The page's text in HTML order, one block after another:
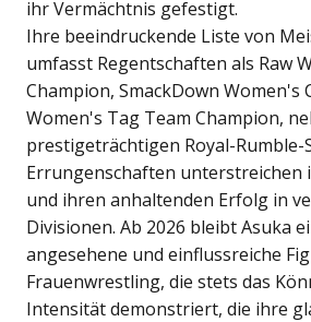
ihr Vermächtnis gefestigt.
Ihre beeindruckende Liste von
umfasst Regentschaften als Raw
Champion, SmackDown Women's
Women's Tag Team Champion,
prestigeträchtigen Royal-Rumble-
Errungenschaften unterstreichen
und ihren anhaltenden Erfolg in
Divisionen. Ab 2026 bleibt Asuka
angesehene und einflussreiche
Frauenwrestling, die stets das
Intensität demonstriert, die ihre